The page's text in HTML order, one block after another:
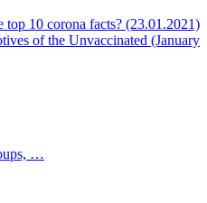
10 corona facts? (23.01.2021)
of the Unvaccinated (January
…